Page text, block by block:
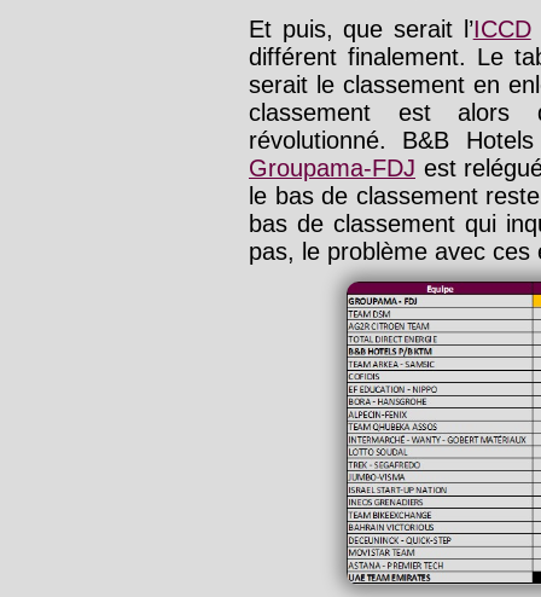
Et puis, que serait l’ICCD
différent finalement. Le
serait le classement en
classement est alors
révolutionné. B&B
Groupama-FDJ est
le bas de classement
bas de classement qui
pas, le problème avec ces